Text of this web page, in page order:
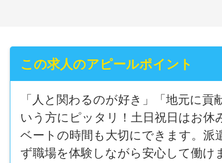
この求人のアピールポイント
「人と関わるのが好き」「地元に貢
いう方にピッタリ！土日祝日はお休
ベートの時間も大切にできます。派
ず職場を体験しながら安心して働け